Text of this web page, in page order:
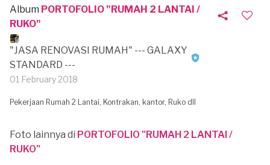
Album PORTOFOLIO "RUMAH 2 LANTAI /
RUKO"
"JASA RENOVASI RUMAH" --- GALAXY
STANDARD ---
01 February 2018
Pekerjaan Rumah 2 Lantai, Kontrakan, kantor, Ruko dll
Foto lainnya di PORTOFOLIO "RUMAH 2 LANTAI /
RUKO"